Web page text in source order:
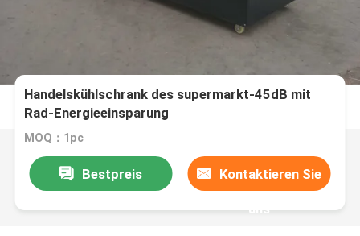
Handelskühlschrank des supermarkt-45dB mit
Rad-Energieeinsparung
MOQ：1pc
Bestpreis Kontaktieren Sie
uns